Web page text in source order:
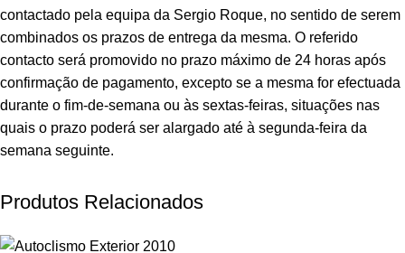
contactado pela equipa da Sergio Roque, no sentido de serem
combinados os prazos de entrega da mesma. O referido
contacto será promovido no prazo máximo de 24 horas após
confirmação de pagamento, excepto se a mesma for efectuada
durante o fim-de-semana ou às sextas-feiras, situações nas
quais o prazo poderá ser alargado até à segunda-feira da
semana seguinte.
Produtos Relacionados